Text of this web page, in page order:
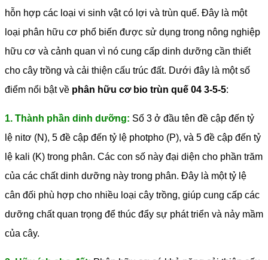
hỗn hợp các loại vi sinh vật có lợi và trùn quế. Đây là một
loại phân hữu cơ phổ biến được sử dụng trong nông nghiệp
hữu cơ và cảnh quan vì nó cung cấp dinh dưỡng cần thiết
cho cây trồng và cải thiện cấu trúc đất. Dưới đây là một số
điểm nổi bật về phân hữu cơ bio trùn quế 04 3-5-5:
1. Thành phần dinh dưỡng: Số 3 ở đầu tên đề cập đến tỷ
lệ nitơ (N), 5 đề cập đến tỷ lệ photpho (P), và 5 đề cập đến tỷ
lệ kali (K) trong phân. Các con số này đại diện cho phần trăm
của các chất dinh dưỡng này trong phân. Đây là một tỷ lệ
cân đối phù hợp cho nhiều loại cây trồng, giúp cung cấp các
dưỡng chất quan trọng để thúc đẩy sự phát triển và nảy mầm
của cây.